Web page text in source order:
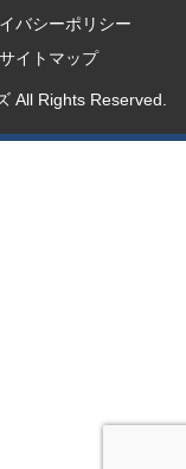
バシーポリシー
サイトマップ
All Rights Reserved.